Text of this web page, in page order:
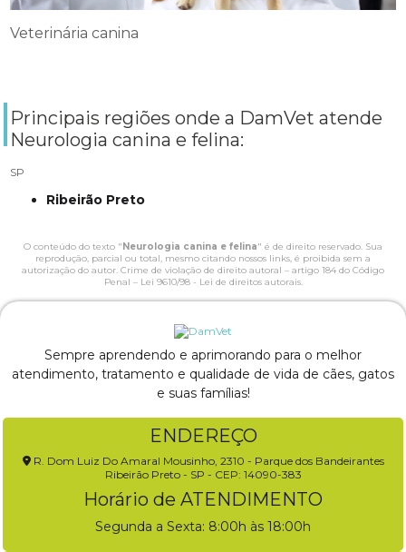
Veterinária canina
Principais regiões onde a DamVet atende
Neurologia canina e felina:
SP
Ribeirão Preto
O conteúdo do texto "Neurologia canina e felina" é de direito reservado. Sua
reprodução, parcial ou total, mesmo citando nossos links, é proibida sem a
autorização do autor. Crime de violação de direito autoral – artigo 184 do Código
Penal – Lei 9610/98 - Lei de direitos autorais.
Sempre aprendendo e aprimorando para o melhor
atendimento, tratamento e qualidade de vida de cães, gatos
e suas famílias!
ENDEREÇO
R. Dom Luiz Do Amaral Mousinho, 2310 - Parque dos Bandeirantes
Ribeirão Preto - SP - CEP: 14090-383
Horário de ATENDIMENTO
Segunda a Sexta: 8:00h às 18:00h